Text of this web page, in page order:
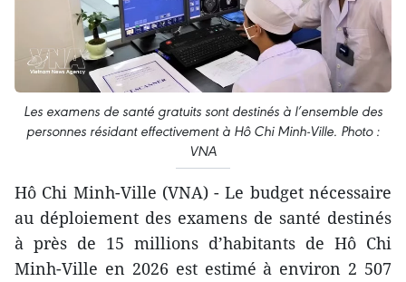
Les examens de santé gratuits sont destinés à l’ensemble des
personnes résidant effectivement à Hô Chi Minh-Ville. Photo :
VNA
Hô Chi Minh-Ville (VNA) - Le budget nécessaire
au déploiement des examens de santé destinés
à près de 15 millions d’habitants de Hô Chi
Minh-Ville en 2026 est estimé à environ 2 507